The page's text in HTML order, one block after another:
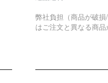
弊社負担（商品が破
はご注文と異なる商品